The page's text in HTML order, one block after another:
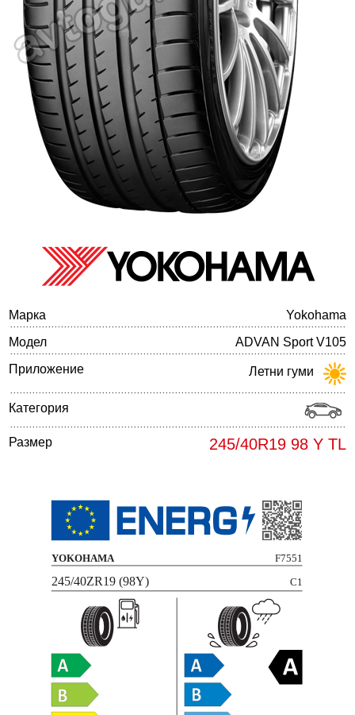
Баланс на автомобилните гуми
Марка
Yokohama
Модел
ADVAN Sport V105
Приложение
Летни гуми
Категория
Размер 245/40R19 98 Y TL